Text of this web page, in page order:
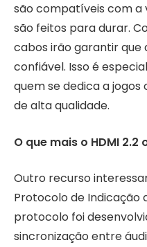
são compatíveis com a
são feitos para durar.
cabos irão garantir que
confiável. Isso é
quem se dedica a
de alta qualidade.
O que mais o HDMI 2.2
Outro recurso
Protocolo de Indicação
protocolo foi
sincronização entre